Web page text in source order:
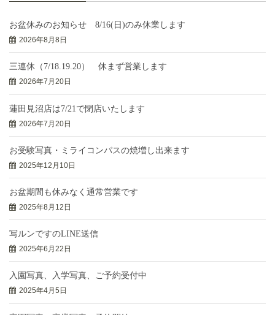
お盆休みのお知らせ 8/16(日)のみ休業します
2026年8月8日
三連休（7/18.19.20） 休まず営業します
2026年7月20日
蓮田見沼店は7/21で閉店いたします
2026年7月20日
お受験写真・ミライコンパスの焼増し出来ます
2025年12月10日
お盆期間も休みなく通常営業です
2025年8月12日
写ルンですのLINE送信
2025年6月22日
入園写真、入学写真、ご予約受付中
2025年4月5日